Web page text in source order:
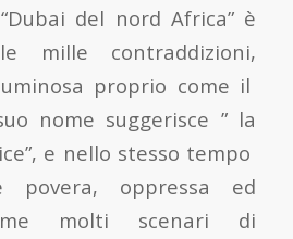
del nord Africa” è
mille contraddizioni,
proprio come il
nome suggerisce ” la
e nello stesso tempo
povera, oppressa ed
molti scenari di